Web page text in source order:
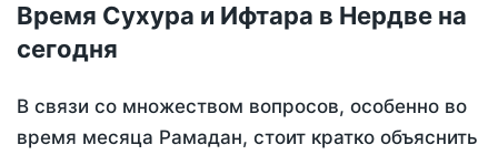
Время Сухура и Ифтара в Нердве на
сегодня
В связи со множеством вопросов, особенно во
время месяца Рамадан, стоит кратко объяснить